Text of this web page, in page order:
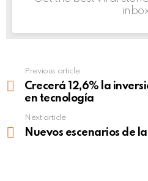
more
Previous article
Crecerá 12,6% la
en tecnología
Next article
Nuevos escenarios de